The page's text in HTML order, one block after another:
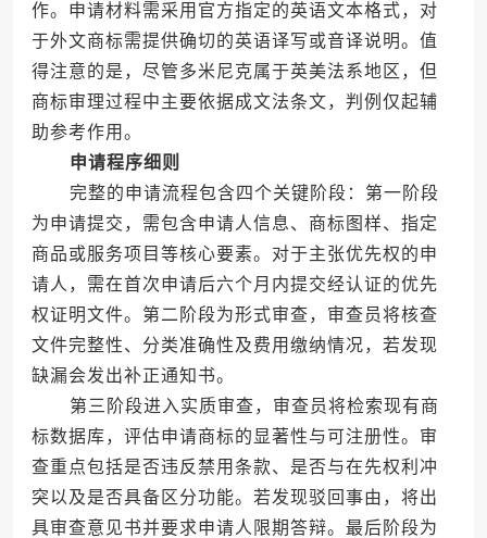
作。申请材料需采用官方指定的英语文本格式，对
于外文商标需提供确切的英语译写或音译说明。值
得注意的是，尽管多米尼克属于英美法系地区，但
商标审理过程中主要依据成文法条文，判例仅起辅
助参考作用。
申请程序细则
完整的申请流程包含四个关键阶段：第一阶段
为申请提交，需包含申请人信息、商标图样、指定
商品或服务项目等核心要素。对于主张优先权的申
请人，需在首次申请后六个月内提交经认证的优先
权证明文件。第二阶段为形式审查，审查员将核查
文件完整性、分类准确性及费用缴纳情况，若发现
缺漏会发出补正通知书。
第三阶段进入实质审查，审查员将检索现有商
标数据库，评估申请商标的显著性与可注册性。审
查重点包括是否违反禁用条款、是否与在先权利冲
突以及是否具备区分功能。若发现驳回事由，将出
具审查意见书并要求申请人限期答辩。最后阶段为